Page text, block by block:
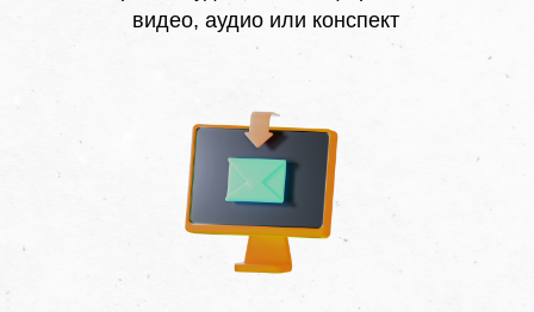
видео, аудио или конспект